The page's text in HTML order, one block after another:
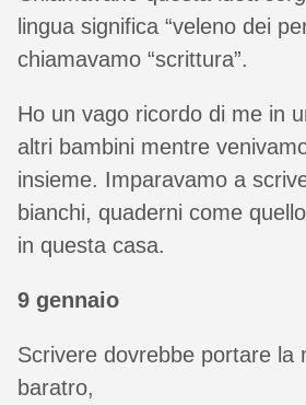
lingua significa “veleno dei
chiamavamo “scrittura”.
Ho un vago ricordo di me in
altri bambini mentre
insieme. Imparavamo a
bianchi, quaderni come
in questa casa.
9 gennaio
Scrivere dovrebbe portare la
baratro,